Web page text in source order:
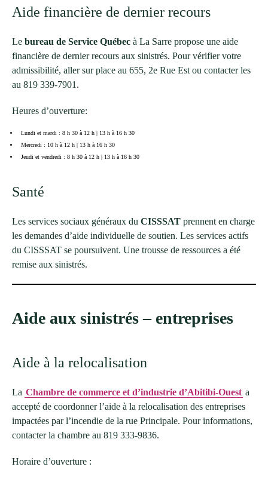
Aide financière de dernier recours
Le bureau de Service Québec à La Sarre propose une aide
financière de dernier recours aux sinistrés. Pour vérifier votre
admissibilité, aller sur place au 655, 2e Rue Est ou contacter les
au 819 339-7901.
Heures d’ouverture:
Lundi et mardi : 8 h 30 à 12 h | 13 h à 16 h 30
Mercredi : 10 h à 12 h | 13 h à 16 h 30
Jeudi et vendredi : 8 h 30 à 12 h | 13 h à 16 h 30
Santé
Les services sociaux généraux du CISSSAT prennent en charge
les demandes d’aide individuelle de soutien. Les services actifs
du CISSSAT se poursuivent. Une trousse de ressources a été
remise aux sinistrés.
Aide aux sinistrés – entreprises
Aide à la relocalisation
La Chambre de commerce et d’industrie d’Abitibi-Ouest a
accepté de coordonner l’aide à la relocalisation des entreprises
impactées par l’incendie de la rue Principale. Pour informations,
contacter la chambre au 819 333-9836.
Horaire d’ouverture :